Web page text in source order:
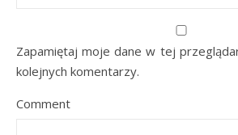
Zapamiętaj moje dane w tej
kolejnych komentarzy.
Comment